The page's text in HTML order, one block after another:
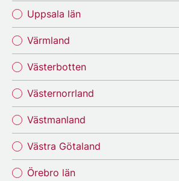
Uppsala län
Värmland
Västerbotten
Västernorrland
Västmanland
Västra Götaland
Örebro län